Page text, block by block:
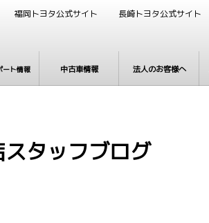
ート情報 中古車情報 法人のお客様へ
福岡トヨタ公式サイト 長崎トヨタ公式サイト
タッフブログ